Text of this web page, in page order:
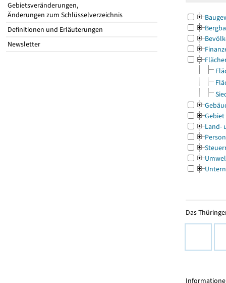
Gebietsveränderungen,
Änderungen zum Schlüsselverzeichnis
Definitionen und Erläuterungen
Newsletter
Gebiet
Land-
Das